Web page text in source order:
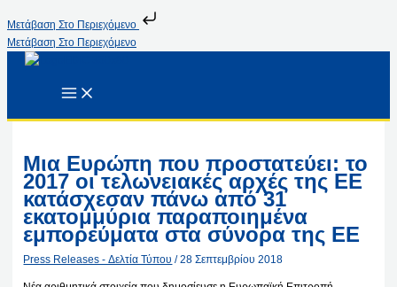
Μετάβαση Στο Περιεχόμενο
Μετάβαση Στο Περιεχόμενο
Μια Ευρώπη που προστατεύει: το
2017 οι τελωνειακές αρχές της ΕΕ
κατάσχεσαν πάνω από 31
εκατομμύρια παραποιημένα
εμπορεύματα στα σύνορα της ΕΕ
Press Releases - Δελτία Τύπου /28 Σεπτεμβρίου 2018